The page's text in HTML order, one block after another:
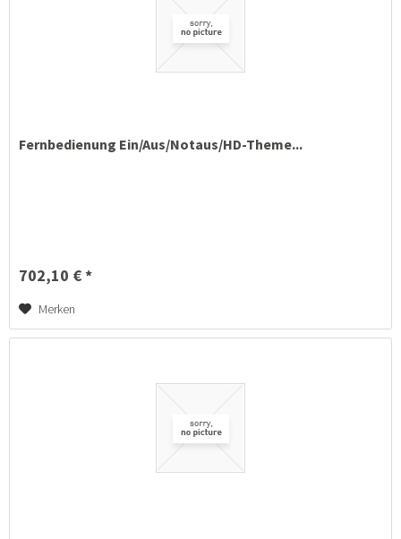
Fernbedienung Ein/Aus/Notaus/HD-Theme...
702,10 € *
Merken